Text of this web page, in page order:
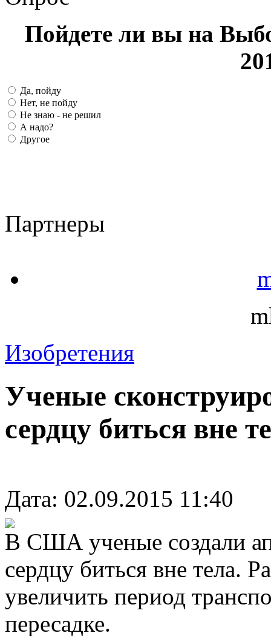
Пойдете ли вы на
Да, пойду
Нет, не пойду
Не знаю - не решил
А надо?
Другое
Партнеры
Изобретения
Ученые
сердцу биться вне
Дата: 02.09.2015 11:40
В США ученые создали
сердцу биться вне тела.
увеличить период
пересадке.